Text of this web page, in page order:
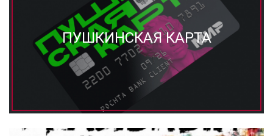
ПУШКИНСКАЯ КАРТА